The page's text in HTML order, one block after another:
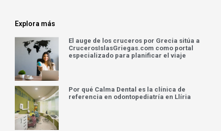
Explora más
El auge de los cruceros por Grecia sitúa a
CrucerosIslasGriegas.com como portal
especializado para planificar el viaje
Por qué Calma Dental es la clínica de
referencia en odontopediatría en Llíria